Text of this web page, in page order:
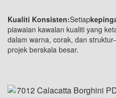
Kualiti Konsisten:Setiap
piawaian kawalan kualiti yang
dalam warna, corak, dan
projek berskala besar.